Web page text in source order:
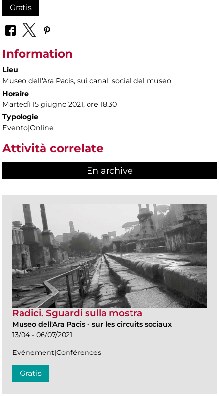
Gratis
Information
Lieu
Museo dell'Ara Pacis, sui canali social del museo
Horaire
Martedì 15 giugno 2021, ore 18.30
Typologie
Evento|Online
Attività correlate
En archive
Radici. Sguardi sulla mostra
Museo dell'Ara Pacis - sur les circuits sociaux
13/04 - 06/07/2021
Evénement|Conférences
Gratis